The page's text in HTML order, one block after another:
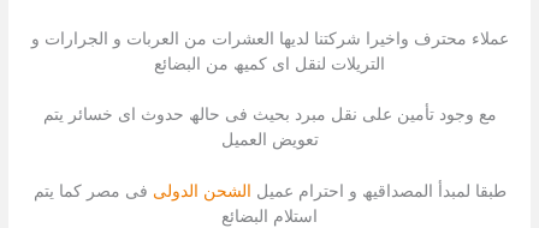
عملاء محترف واخیرا شركتنا لدیھا العشرات من العربات و الجرارات و
التریلات لنقل اى كمیھ من البضائع
مع وجود تأمین على نقل مبرد بحیث فى حالھ حدوث اى خسائر یتم
تعویض العمیل
طبقا لمبدأ المصداقیھ و احترام عمیل الشحن الدولى فى مصر كما یتم
استلام البضائع